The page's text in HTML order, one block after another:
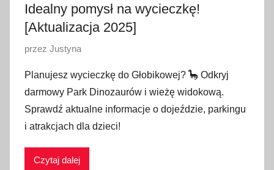
Idealny pomysł na wycieczkę!
[Aktualizacja 2025]
O
u
b
l
i
przez Justyna
Planujesz wycieczkę do Głobikowej? 🦕 Odkryj
darmowy Park Dinozaurów i wieżę widokową.
Sprawdź aktualne informacje o dojeździe, parkingu
i atrakcjach dla dzieci!
Czytaj dalej